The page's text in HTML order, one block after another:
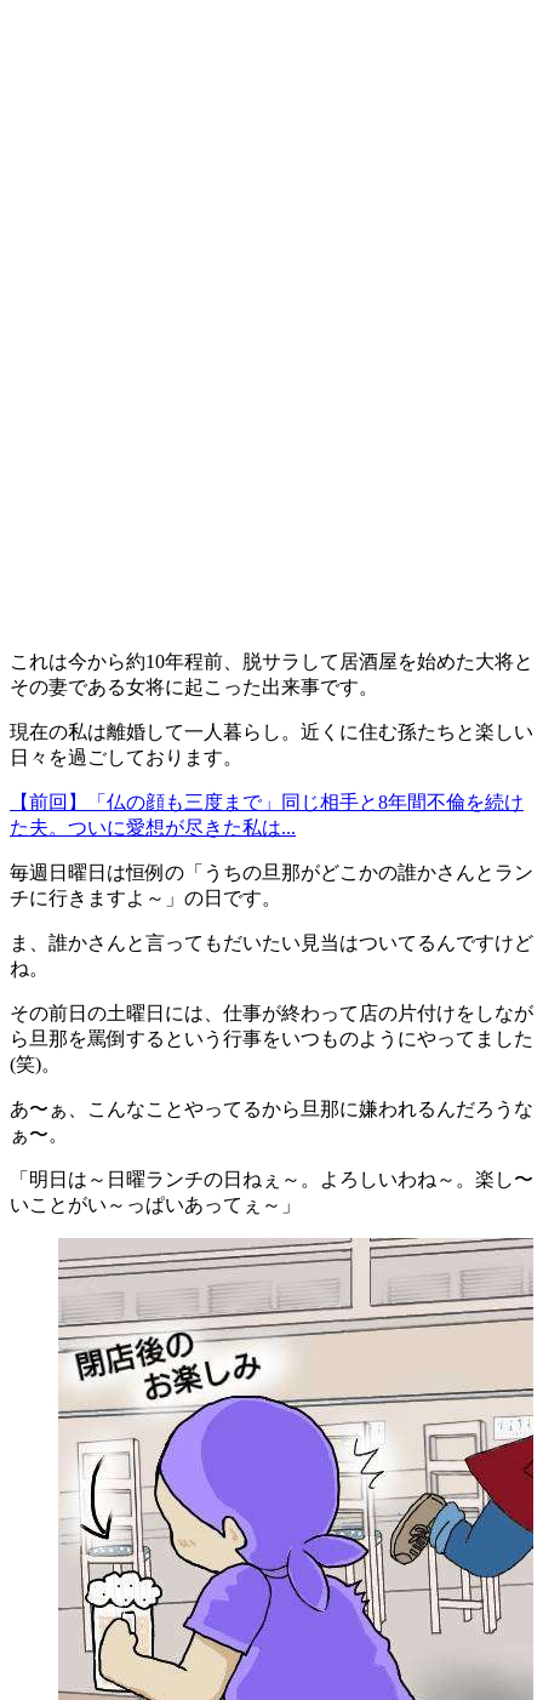
これは今から約10年程前、脱サラして居酒屋を始めた大将と
その妻である女将に起こった出来事です。
現在の私は離婚して一人暮らし。近くに住む孫たちと楽しい
日々を過ごしております。
【前回】「仏の顔も三度まで」同じ相手と8年間不倫を続け
た夫。ついに愛想が尽きた私は...
毎週日曜日は恒例の「うちの旦那がどこかの誰かさんとラン
チに行きますよ～」の日です。
ま、誰かさんと言ってもだいたい見当はついてるんですけど
ね。
その前日の土曜日には、仕事が終わって店の片付けをしなが
ら旦那を罵倒するという行事をいつものようにやってました
(笑)。
あ〜ぁ、こんなことやってるから旦那に嫌われるんだろうな
ぁ〜。
「明日は～日曜ランチの日ねぇ～。よろしいわね～。楽し〜
いことがい～っぱいあってぇ～」